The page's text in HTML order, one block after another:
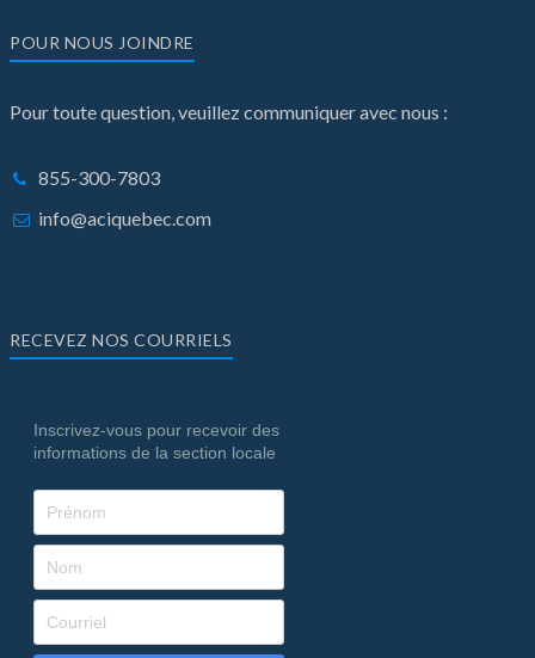
POUR NOUS JOINDRE
Pour toute question, veuillez communiquer avec nous :
855-300-7803
info@aciquebec.com
RECEVEZ NOS COURRIELS
Inscrivez-vous pour recevoir des
informations de la section locale